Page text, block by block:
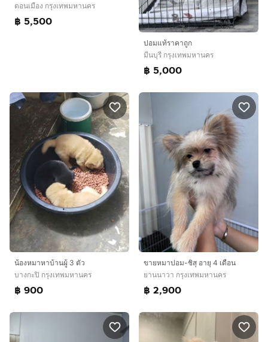
ดอนเมือง กรุงเทพมหานคร
฿ 5,500
ปอมแท้ราคาถูก
มีนบุรี กรุงเทพมหานคร
฿ 5,000
น้องหมาหาบ้านผู้ 3 ตัว
บางกะปิ กรุงเทพมหานคร
฿ 900
ขายหมาปอม-ชิสุ อายุ 4 เดือน
ยานนาวา กรุงเทพมหานคร
฿ 2,900